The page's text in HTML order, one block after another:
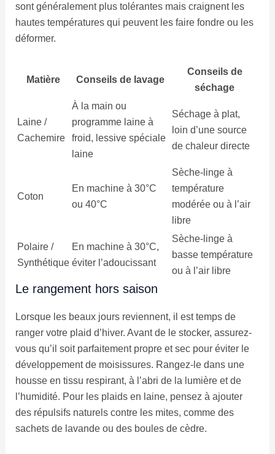
sont généralement plus tolérantes mais craignent les
hautes températures qui peuvent les faire fondre ou les
déformer.
Matière Conseils de lavage
Conseils de
séchage
Laine /
Cachemire
À la main ou
programme laine à
froid, lessive spéciale
laine
Séchage à plat,
loin d’une source
de chaleur directe
Coton
En machine à 30°C
ou 40°C
Sèche-linge à
température
modérée ou à l’air
libre
Polaire /
Synthétique
En machine à 30°C,
éviter l’adoucissant
Sèche-linge à
basse température
ou à l’air libre
Le rangement hors saison
Lorsque les beaux jours reviennent, il est temps de
ranger votre plaid d’hiver. Avant de le stocker, assurez-
vous qu’il soit parfaitement propre et sec pour éviter le
développement de moisissures. Rangez-le dans une
housse en tissu respirant, à l’abri de la lumière et de
l’humidité. Pour les plaids en laine, pensez à ajouter
des répulsifs naturels contre les mites, comme des
sachets de lavande ou des boules de cèdre.